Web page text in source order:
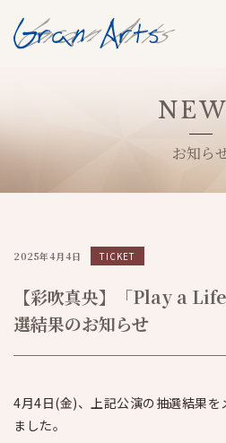
お知ら
2025年4月4日 TICKET
【彩吹真央】「Play a
選結果のお知らせ
4月4日(金)、上記公演の抽選結果を
ました。